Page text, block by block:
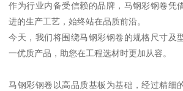
作为行业内备受信赖的品牌，马钢彩钢卷凭
进的生产工艺，始终站在品质前沿。
今天，我们将围绕马钢彩钢卷的规格尺寸及
一优质产品，助您在工程选材时更加从容。
马钢彩钢卷以高品质基板为基础，经过精细